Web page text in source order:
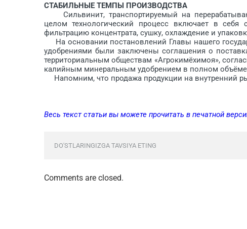
СТАБИЛЬНЫЕ ТЕМПЫ ПРОИЗВОДСТВА
Сильвинит, транспортируемый на
целом технологичес­кий процесс включает в себя
фильтрацию концентрата, сушку, охлаждение и
На основании постановлений Главы нашего
удобрениями были заключены соглашения о
территориальным обществам «Агрокимёхимоя»,
калийным минеральным удобрением в полном
Напомним, что продажа продукции на внутренний
Весь текст статьи вы можете прочитать в печатной
DO'STLARINGIZGA TAVSIYA ETING
Comments are closed.